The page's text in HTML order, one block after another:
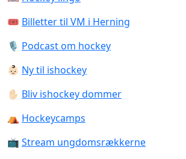
🎟️ Billetter til VM i Herning
🎙️ Podcast om hockey
👶🏻 Ny til ishockey
✋🏻 Bliv ishockey dommer
⛺️ Hockeycamps
📺 Stream ungdomsrækkerne